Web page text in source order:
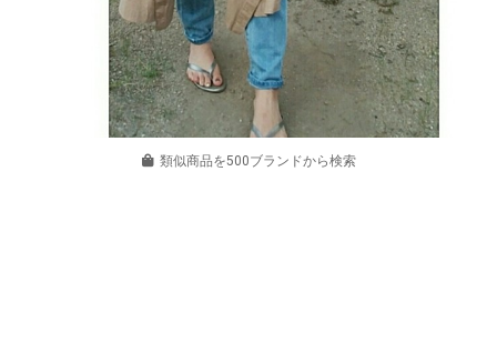
類似商品を500ブランドから検索